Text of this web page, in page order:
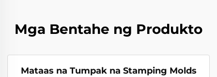
Mga Bentahe ng Produkto
Mataas na Tumpak na Stamping Molds